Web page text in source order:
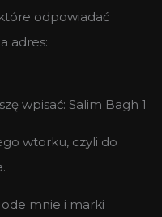
odpowiadać
adres:
wpisać: Salim Bagh 1
wtorku, czyli do
mnie i marki